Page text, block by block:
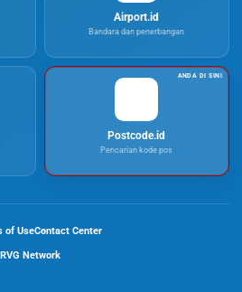
Airport.id
Bandara dan penerbangan
Postcode.id
Pencarian kode pos
of UseContact Center
RVG Network